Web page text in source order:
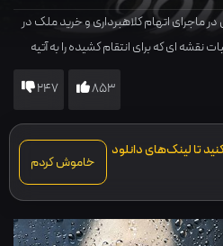
اتهام کلاهبرداری و خرید ملک در
نقشه ای که برای انتقام کشیده را به آتیه
853
247
تا لینک‌های دانلود
خاموش کردم